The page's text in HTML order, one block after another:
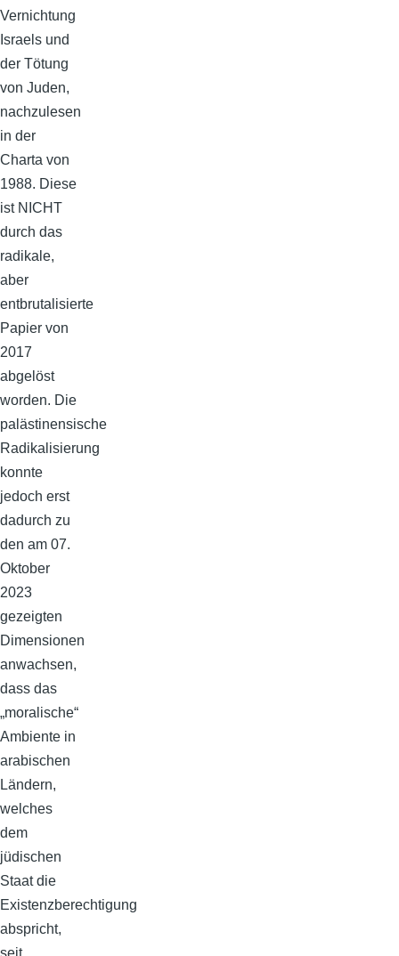
Vernichtung
Israels und
der Tötung
von Juden,
nachzulesen
in der
Charta von
1988. Diese
ist NICHT
durch das
radikale,
aber
entbrutalisierte
Papier von
2017
abgelöst
worden. Die
palästinensische
Radikalisierung
konnte
jedoch erst
dadurch zu
den am 07.
Oktober
2023
gezeigten
Dimensionen
anwachsen,
dass das
„moralische“
Ambiente in
arabischen
Ländern,
welches
dem
jüdischen
Staat die
Existenzberechtigung
abspricht,
seit